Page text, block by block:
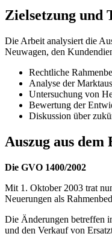
Zielsetzung und
Die Arbeit analysiert die
Neuwagen, den
Rechtliche
Analyse der
Untersuchung von
Bewertung der
Diskussion über
Auszug aus dem
Die GVO 1400/2002
Mit 1. Oktober 2003 trat
Neuerungen als
Die Änderungen betreffen
und den Verkauf von